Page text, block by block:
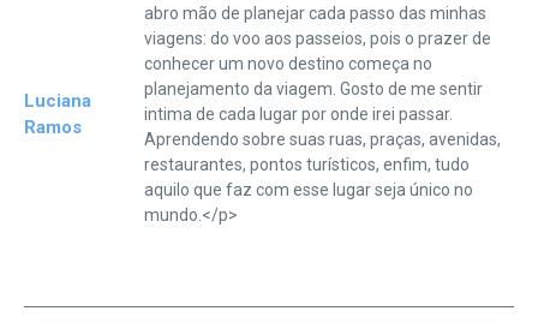
Luciana
Ramos
abro mão de planejar cada passo das minhas
viagens: do voo aos passeios, pois o prazer de
conhecer um novo destino começa no
planejamento da viagem. Gosto de me sentir
intima de cada lugar por onde irei passar.
Aprendendo sobre suas ruas, praças, avenidas,
restaurantes, pontos turísticos, enfim, tudo
aquilo que faz com esse lugar seja único no
mundo.</p>